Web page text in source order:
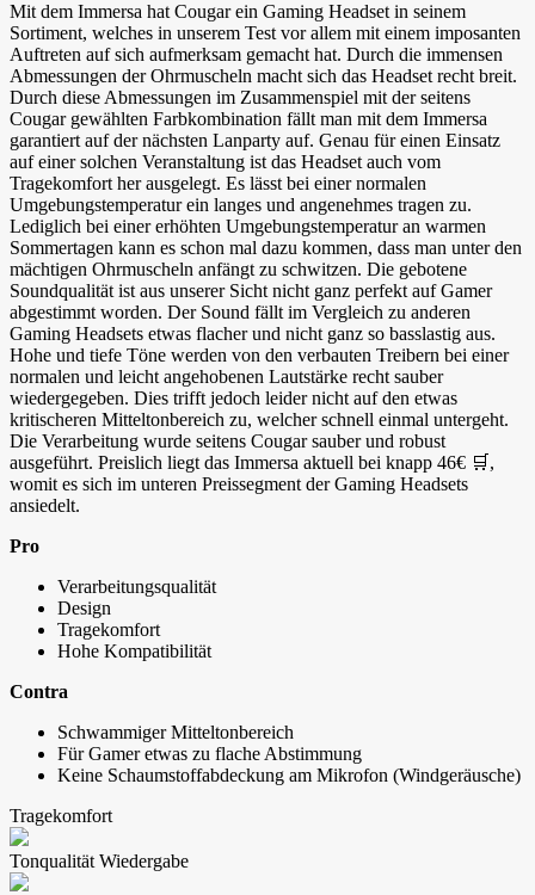
Mit dem Immersa hat Cougar ein Gaming Headset in seinem
Sortiment, welches in unserem Test vor allem mit einem imposanten
Auftreten auf sich aufmerksam gemacht hat. Durch die immensen
Abmessungen der Ohrmuscheln macht sich das Headset recht breit.
Durch diese Abmessungen im Zusammenspiel mit der seitens
Cougar gewählten Farbkombination fällt man mit dem Immersa
garantiert auf der nächsten Lanparty auf. Genau für einen Einsatz
auf einer solchen Veranstaltung ist das Headset auch vom
Tragekomfort her ausgelegt. Es lässt bei einer normalen
Umgebungstemperatur ein langes und angenehmes tragen zu.
Lediglich bei einer erhöhten Umgebungstemperatur an warmen
Sommertagen kann es schon mal dazu kommen, dass man unter den
mächtigen Ohrmuscheln anfängt zu schwitzen. Die gebotene
Soundqualität ist aus unserer Sicht nicht ganz perfekt auf Gamer
abgestimmt worden. Der Sound fällt im Vergleich zu anderen
Gaming Headsets etwas flacher und nicht ganz so basslastig aus.
Hohe und tiefe Töne werden von den verbauten Treibern bei einer
normalen und leicht angehobenen Lautstärke recht sauber
wiedergegeben. Dies trifft jedoch leider nicht auf den etwas
kritischeren Mitteltonbereich zu, welcher schnell einmal untergeht.
Die Verarbeitung wurde seitens Cougar sauber und robust
ausgeführt. Preislich liegt das Immersa aktuell bei knapp 46€ 🛒,
womit es sich im unteren Preissegment der Gaming Headsets
ansiedelt.
Pro
Verarbeitungsqualität
Design
Tragekomfort
Hohe Kompatibilität
Contra
Schwammiger Mitteltonbereich
Für Gamer etwas zu flache Abstimmung
Keine Schaumstoffabdeckung am Mikrofon (Windgeräusche)
Tragekomfort
Tonqualität Wiedergabe